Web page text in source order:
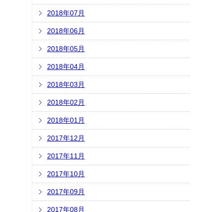
2018年07月
2018年06月
2018年05月
2018年04月
2018年03月
2018年02月
2018年01月
2017年12月
2017年11月
2017年10月
2017年09月
2017年08月